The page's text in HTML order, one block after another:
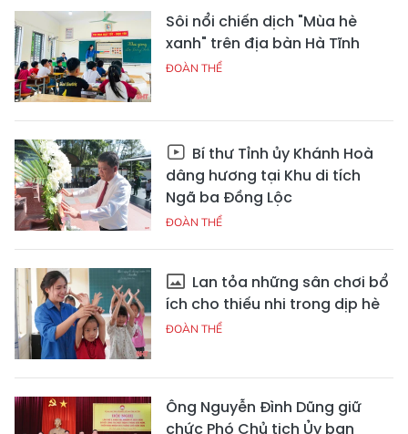
Sôi nổi chiến dịch "Mùa hè
xanh" trên địa bàn Hà Tĩnh
ĐOÀN THỂ
Bí thư Tỉnh ủy Khánh Hoà
dâng hương tại Khu di tích
Ngã ba Đồng Lộc
ĐOÀN THỂ
Lan tỏa những sân chơi bổ
ích cho thiếu nhi trong dịp hè
ĐOÀN THỂ
Ông Nguyễn Đình Dũng giữ
chức Phó Chủ tịch Ủy ban